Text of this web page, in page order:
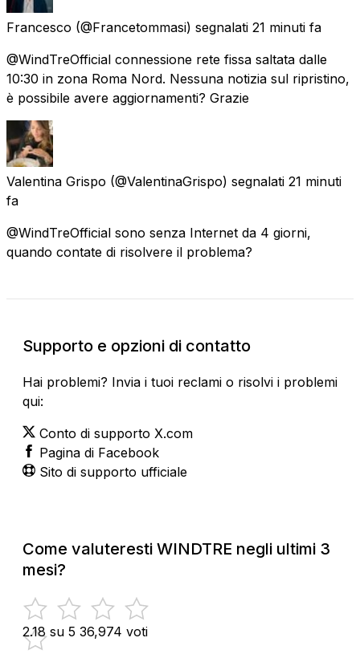
Francesco (@Francetommasi) segnalati 21 minuti fa
@WindTreOfficial connessione rete fissa saltata dalle
10:30 in zona Roma Nord. Nessuna notizia sul ripristino,
è possibile avere aggiornamenti? Grazie
Valentina Grispo (@ValentinaGrispo) segnalati 21 minuti
fa
@WindTreOfficial sono senza Internet da 4 giorni,
quando contate di risolvere il problema?
Supporto e opzioni di contatto
Hai problemi? Invia i tuoi reclami o risolvi i problemi
qui:
Conto di supporto X.com
Pagina di Facebook
Sito di supporto ufficiale
Come valuteresti WINDTRE negli ultimi 3
mesi?
2.18 su 5 36,974 voti